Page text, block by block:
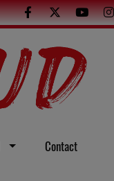
Contact